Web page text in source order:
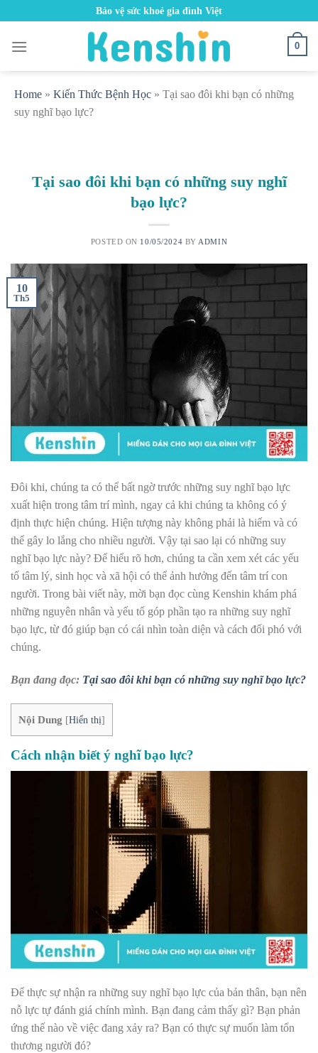
content
Bảo vệ sức khoẻ gia đình Việt
0
Home » Kiến Thức Bệnh Học » Tại sao đôi khi bạn có những
suy nghĩ bạo lực?
Tại sao đôi khi bạn có những suy nghĩ
bạo lực?
POSTED ON 10/05/2024 BY ADMIN
10
Th5
Đôi khi, chúng ta có thể bất ngờ trước những suy nghĩ bạo lực
xuất hiện trong tâm trí mình, ngay cả khi chúng ta không có ý
định thực hiện chúng. Hiện tượng này không phải là hiếm và có
thể gây lo lắng cho nhiều người. Vậy tại sao lại có những suy
nghĩ bạo lực này? Để hiểu rõ hơn, chúng ta cần xem xét các yếu
tố tâm lý, sinh học và xã hội có thể ảnh hưởng đến tâm trí con
người. Trong bài viết này, mời bạn đọc cùng Kenshin khám phá
những nguyên nhân và yếu tố góp phần tạo ra những suy nghĩ
bạo lực, từ đó giúp bạn có cái nhìn toàn diện và cách đối phó với
chúng.
Bạn đang đọc: Tại sao đôi khi bạn có những suy nghĩ bạo lực?
Nội Dung [Hiển thị]
Cách nhận biết ý nghĩ bạo lực?
Để thực sự nhận ra những suy nghĩ bạo lực của bản thân, bạn nên
nỗ lực tự đánh giá chính mình. Bạn đang cảm thấy gì? Bạn phản
ứng thế nào về việc đang xảy ra? Bạn có thực sự muốn làm tổn
thương người đó?